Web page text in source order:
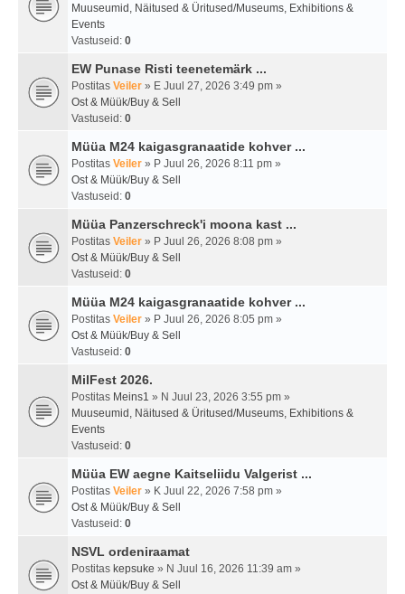
Muuseumid, Näitused & Üritused/Museums, Exhibitions &
Events
Vastuseid: 0
EW Punase Risti teenetemärk ...
Postitas Veiler » E Juul 27, 2026 3:49 pm »
Ost & Müük/Buy & Sell
Vastuseid: 0
Müüa M24 kaigasgranaatide kohver ...
Postitas Veiler » P Juul 26, 2026 8:11 pm »
Ost & Müük/Buy & Sell
Vastuseid: 0
Müüa Panzerschreck'i moona kast ...
Postitas Veiler » P Juul 26, 2026 8:08 pm »
Ost & Müük/Buy & Sell
Vastuseid: 0
Müüa M24 kaigasgranaatide kohver ...
Postitas Veiler » P Juul 26, 2026 8:05 pm »
Ost & Müük/Buy & Sell
Vastuseid: 0
MilFest 2026.
Postitas Meins1 » N Juul 23, 2026 3:55 pm »
Muuseumid, Näitused & Üritused/Museums, Exhibitions &
Events
Vastuseid: 0
Müüa EW aegne Kaitseliidu Valgerist ...
Postitas Veiler » K Juul 22, 2026 7:58 pm »
Ost & Müük/Buy & Sell
Vastuseid: 0
NSVL ordeniraamat
Postitas kepsuke » N Juul 16, 2026 11:39 am »
Ost & Müük/Buy & Sell